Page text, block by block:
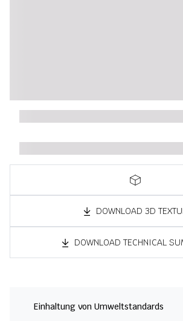
DOWNLOAD 3D
DOWNLOAD TECHNICAL
Einhaltung von Umweltstandards